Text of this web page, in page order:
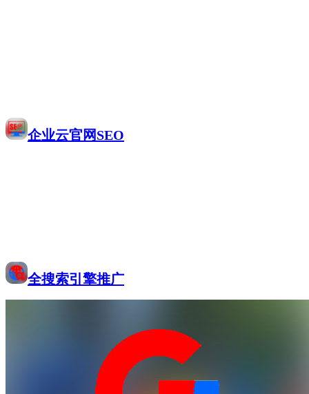
企业云官网SEO
全搜索引擎推广